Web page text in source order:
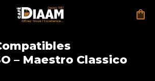
– Maestro Classico